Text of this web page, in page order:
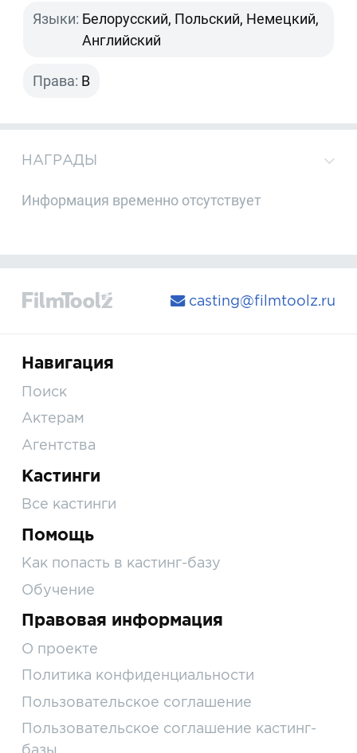
Языки: Белорусский, Польский, Немецкий,
Английский
Права: B
НАГРАДЫ
Информация временно отсутствует
casting@filmtoolz.ru
Навигация
Поиск
Актерам
Агентства
Кастинги
Все кастинги
Помощь
Как попасть в кастинг-базу
Обучение
Правовая информация
О проекте
Политика конфиденциальности
Пользовательское соглашение
Пользовательское соглашение кастинг-
базы